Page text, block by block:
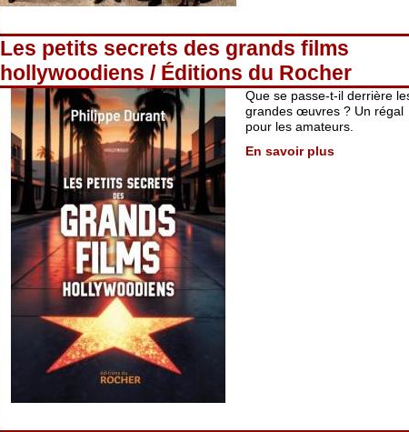
Les petits secrets des grands films
hollywoodiens / Éditions du Rocher
Que se passe-t-il derrière
grandes œuvres ? Un régal
pour les amateurs.
En savoir plus